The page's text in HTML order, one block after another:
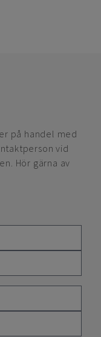
på handel med
vid
Hör gärna av